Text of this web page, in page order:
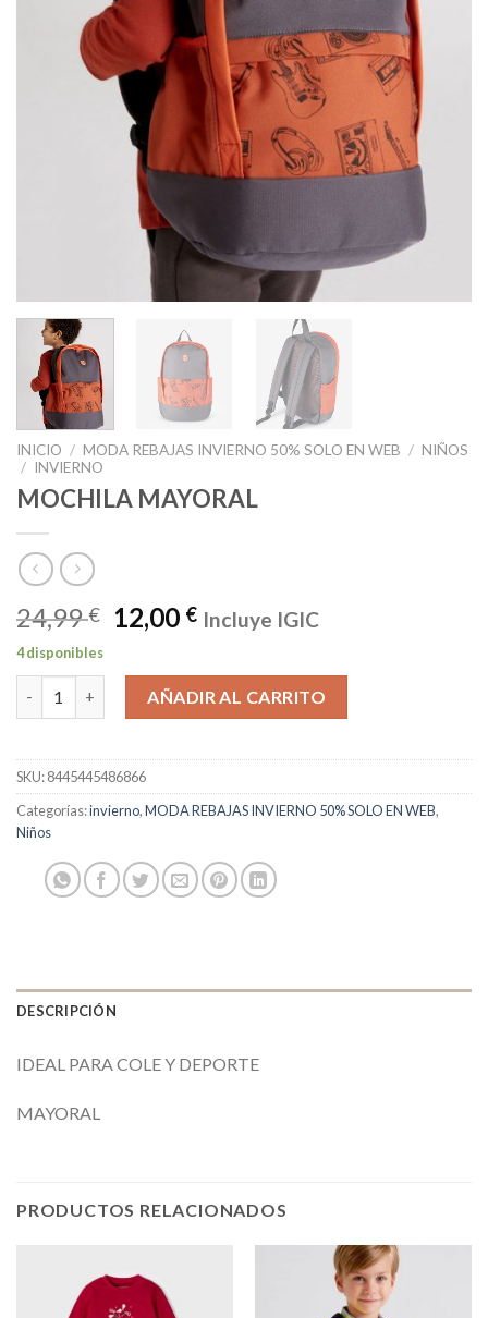
INICIO / MODA REBAJAS INVIERNO 50% SOLO EN WEB / NIÑOS
/ INVIERNO
MOCHILA MAYORAL
24,99€ 12,00 € Incluye IGIC
4 disponibles
MOCHILA MAYORAL cantidadAÑADIR AL CARRITO
SKU:8445445486866
Categorías:invierno,MODA REBAJAS INVIERNO 50% SOLO EN WEB,
Niños
DESCRIPCIÓN
IDEAL PARA COLE Y DEPORTE
MAYORAL
PRODUCTOS RELACIONADOS